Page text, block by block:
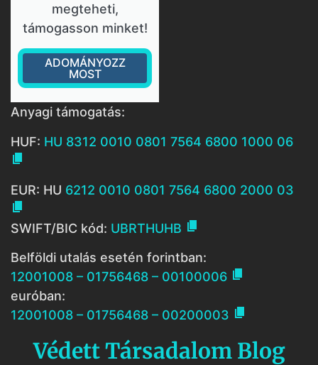
megteheti,
támogasson minket!
ADOMÁNYOZZ
MOST
Anyagi támogatás:
HUF: HU 8312 0010 0801 7564 6800 1000 06

EUR: HU 6212 0010 0801 7564 6800 2000 03

SWIFT/BIC kód: UBRTHUHB 
Belföldi utalás esetén forintban:
12001008 – 01756468 – 00100006 
euróban:
12001008 – 01756468 – 00200003 
Védett Társadalom Blog